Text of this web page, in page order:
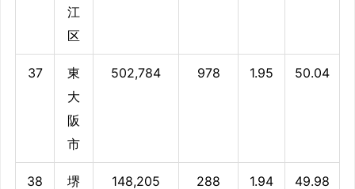
江
区
37
東
大
阪
市
502,784 978 1.95 50.04
38
堺
148,205 288 1.94 49.98